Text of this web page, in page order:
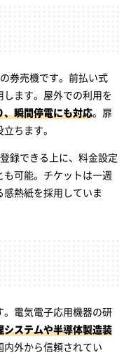
券売機です。前払い式
ます。屋外での利用を
瞬間停電にも対応。扉
ちます。
録できる上に、料金設定
可能。チケットは一週
熱紙を採用していま
電気電子応用機器の研
システムや半導体製造装
外から信頼されてい